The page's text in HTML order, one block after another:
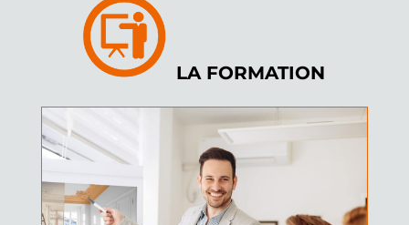
LA FORMATION